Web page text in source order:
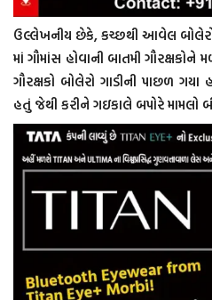
ઉલ્લેખનીય છેકે, કચ્છથી આવેલ
માં ગૌમાંસ હોવાની બાતમી ગૌરક્ષકોને
ગૌરક્ષકો બોલેરો ગાડીની પાછળ
હતું જેથી કરીને ગઇકાલે બપોરે મામલો